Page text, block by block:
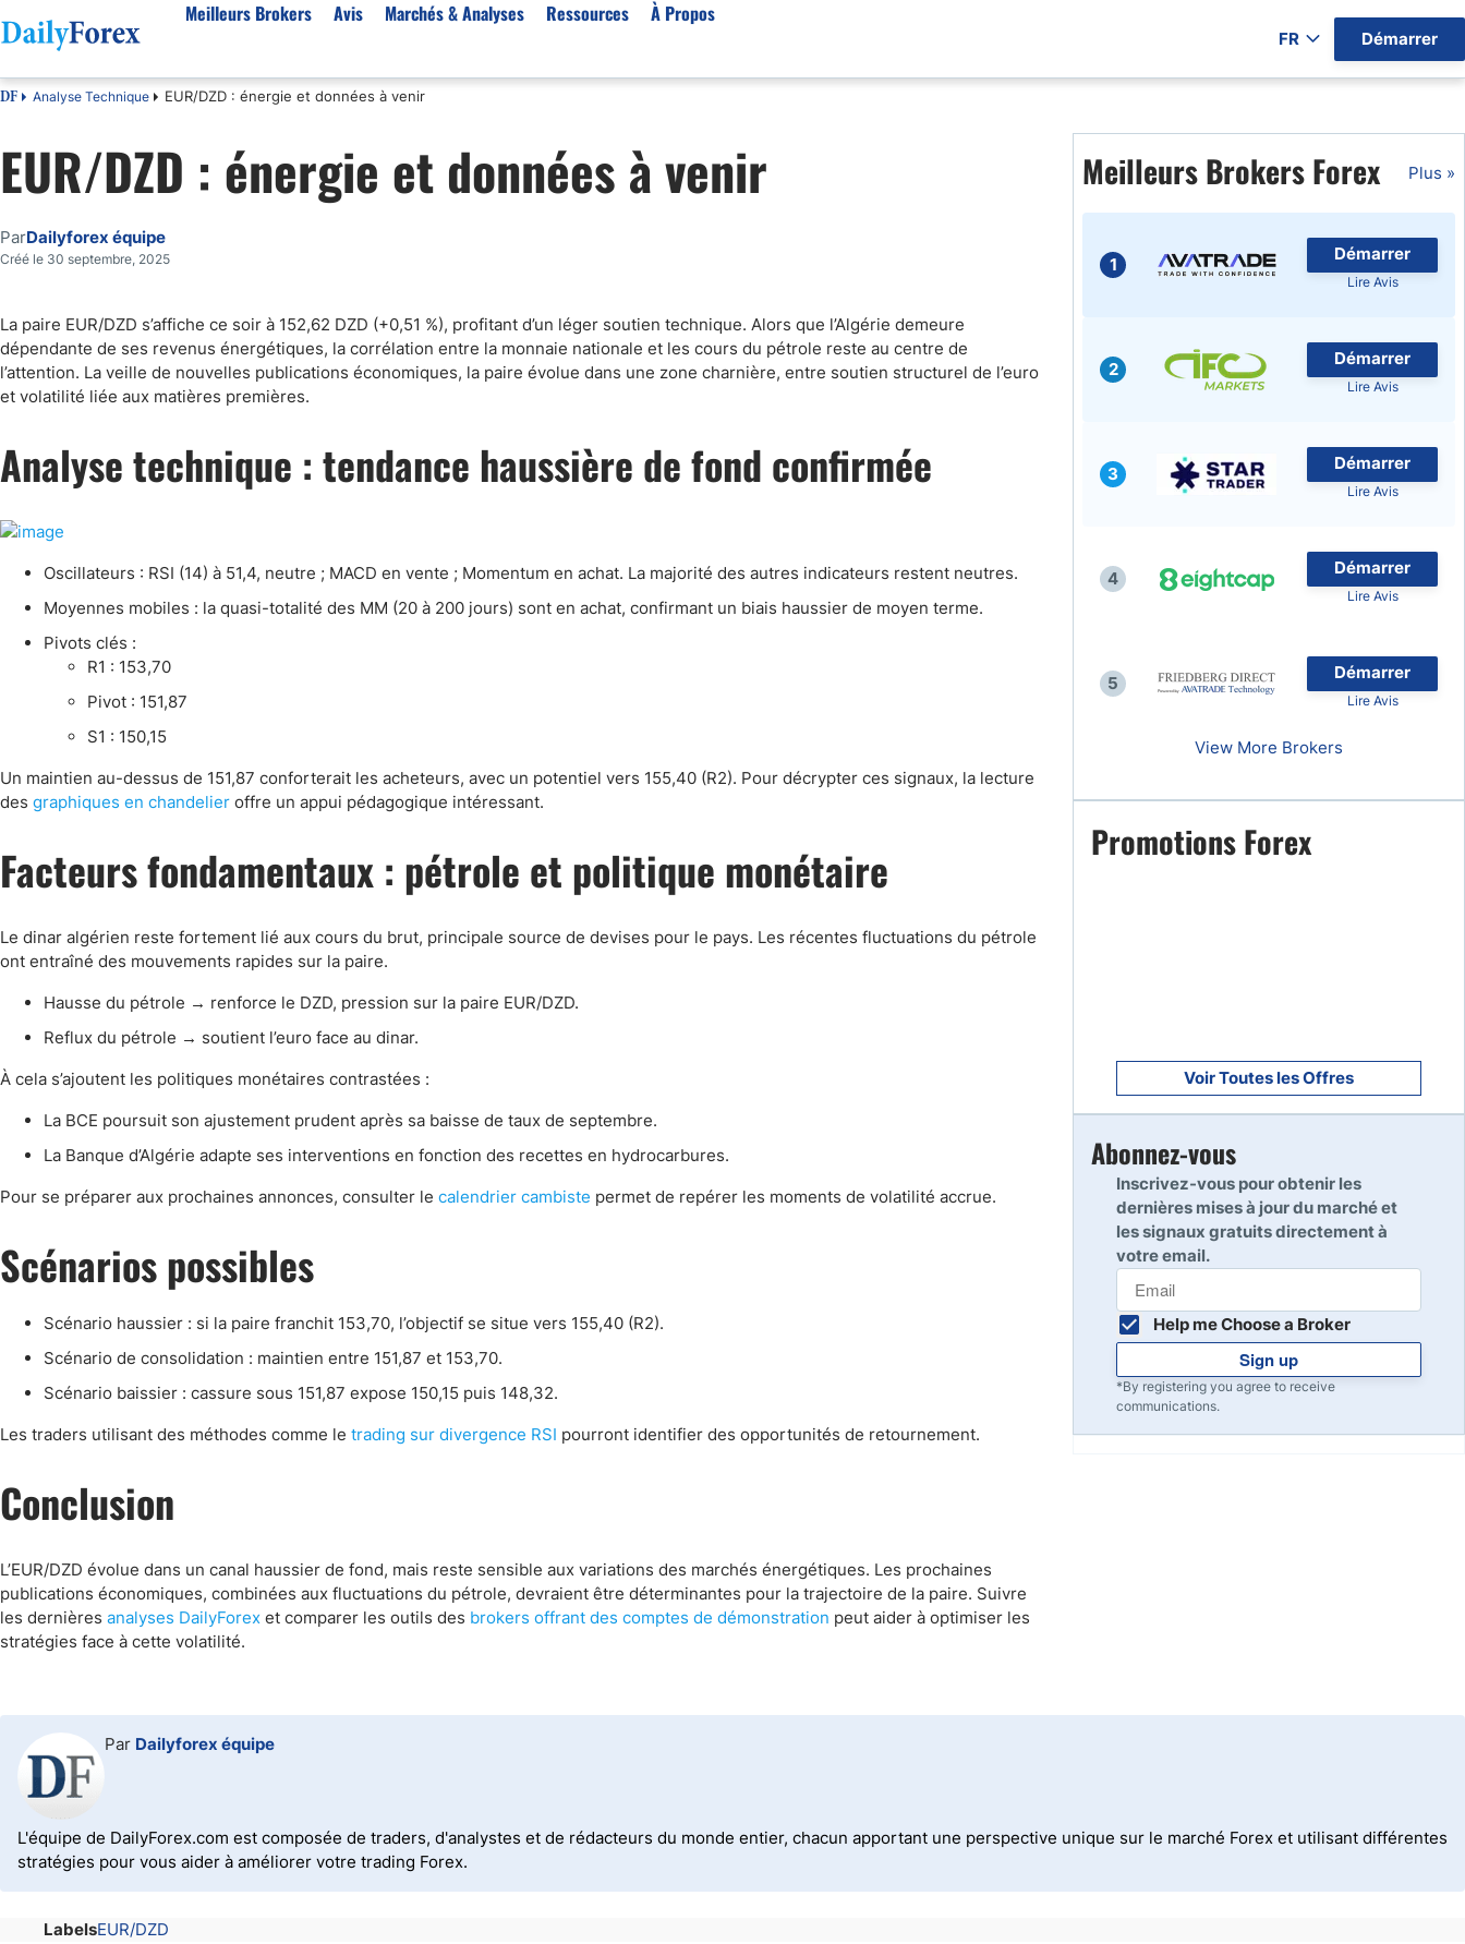
Meilleurs Brokers
Meilleurs brokers en France
Algérie
Maroc
Côte d'Ivoire
Burkina Faso
Sénégal
Belgique
Suisse
Canada
Robots de trading
Meilleures prop firm
Courtiers crypto
Comptes démo
Échange de crypto-monnaies
Avis
StarTrader
Fintana
BlackBull Markets
Vantage FX
Eightcap
AvaTrade
IFC Markets
Marchés & Analyses
EUR-USD
EUR/DZD
Signaux de trading
Matières premières
Indices
CAC 40
S&P 500
Gaz naturel
Ressources
Bonus
eBook Trading Gratuit
Articles sur le Forex
Réglementation
À Propos
À Propos de Nous
Pourquoi Nous Faire Confiance
Politique Editoriale
Score de Confiance
Notre Méthodologie
Démarrer
FR
DF Analyse Technique EUR/DZD : énergie et données à venir
EUR/DZD : énergie et données à venir
ParDailyforex équipe
Créé le 30 septembre, 2025
La paire EUR/DZD s’affiche ce soir à 152,62 DZD (+0,51 %), profitant d’un léger soutien technique. Alors que l’Algérie demeure
dépendante de ses revenus énergétiques, la corrélation entre la monnaie nationale et les cours du pétrole reste au centre de
l’attention. La veille de nouvelles publications économiques, la paire évolue dans une zone charnière, entre soutien structurel de l’euro
et volatilité liée aux matières premières.
Analyse technique : tendance haussière de fond confirmée
Oscillateurs : RSI (14) à 51,4, neutre ; MACD en vente ; Momentum en achat. La majorité des autres indicateurs restent neutres.
Moyennes mobiles : la quasi-totalité des MM (20 à 200 jours) sont en achat, confirmant un biais haussier de moyen terme.
Pivots clés :
R1 : 153,70
Pivot : 151,87
S1 : 150,15
Un maintien au-dessus de 151,87 conforterait les acheteurs, avec un potentiel vers 155,40 (R2). Pour décrypter ces signaux, la lecture
des graphiques en chandelier offre un appui pédagogique intéressant.
Facteurs fondamentaux : pétrole et politique monétaire
Le dinar algérien reste fortement lié aux cours du brut, principale source de devises pour le pays. Les récentes fluctuations du pétrole
ont entraîné des mouvements rapides sur la paire.
Hausse du pétrole → renforce le DZD, pression sur la paire EUR/DZD.
Reflux du pétrole → soutient l’euro face au dinar.
À cela s’ajoutent les politiques monétaires contrastées :
La BCE poursuit son ajustement prudent après sa baisse de taux de septembre.
La Banque d’Algérie adapte ses interventions en fonction des recettes en hydrocarbures.
Pour se préparer aux prochaines annonces, consulter le calendrier cambiste permet de repérer les moments de volatilité accrue.
Scénarios possibles
Scénario haussier : si la paire franchit 153,70, l’objectif se situe vers 155,40 (R2).
Scénario de consolidation : maintien entre 151,87 et 153,70.
Scénario baissier : cassure sous 151,87 expose 150,15 puis 148,32.
Les traders utilisant des méthodes comme le trading sur divergence RSI pourront identifier des opportunités de retournement.
Conclusion
L’EUR/DZD évolue dans un canal haussier de fond, mais reste sensible aux variations des marchés énergétiques. Les prochaines
publications économiques, combinées aux fluctuations du pétrole, devraient être déterminantes pour la trajectoire de la paire. Suivre
les dernières analyses DailyForex et comparer les outils des brokers offrant des comptes de démonstration peut aider à optimiser les
stratégies face à cette volatilité.
Meilleurs Brokers Forex Plus »
1
Démarrer
Lire Avis
2
Démarrer
Lire Avis
3
Démarrer
Lire Avis
4
Démarrer
Lire Avis
5
Démarrer
Lire Avis
View More Brokers
Promotions Forex
Voir Toutes les Offres
Abonnez-vous
Inscrivez-vous pour obtenir les
dernières mises à jour du marché et
les signaux gratuits directement à
votre email.
Help me Choose a Broker
Sign up
*By registering you agree to receive
communications.
Par Dailyforex équipe
L'équipe de DailyForex.com est composée de traders, d'analystes et de rédacteurs du monde entier, chacun apportant une perspective unique sur le marché Forex et utilisant différentes
stratégies pour vous aider à améliorer votre trading Forex.
LabelsEUR/DZD